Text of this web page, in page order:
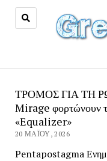
ΤΡΟΜΟΣ ΓΙΑ ΤΗ
Mirage φορτώνουν
«Equalizer»
20 ΜΑΪ́ΟΥ, 2026
Pentapostagma